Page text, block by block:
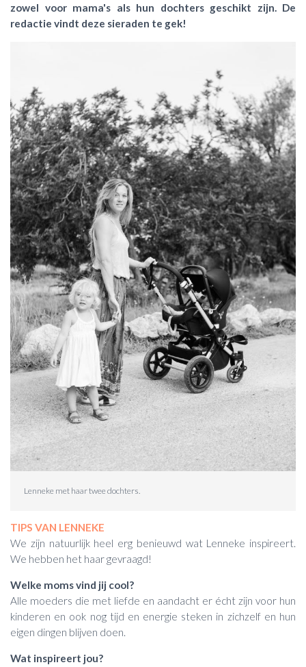
zowel voor mama's als hun dochters geschikt zijn. De
redactie vindt deze sieraden te gek!
Lenneke met haar twee dochters.
TIPS VAN LENNEKE
We zijn natuurlijk heel erg benieuwd wat Lenneke inspireert.
We hebben het haar gevraagd!
Welke moms vind jij cool?
Alle moeders die met liefde en aandacht er écht zijn voor hun
kinderen en ook nog tijd en energie steken in zichzelf en hun
eigen dingen blijven doen.
Wat inspireert jou?